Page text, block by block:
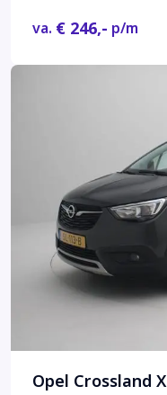
va. € 246,- p/m
Opel Crossland X